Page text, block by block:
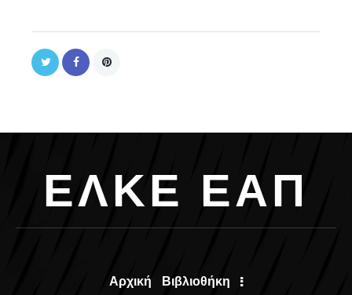
ΕΛΚΕ ΕΑΠ
Αρχική Βιβλιοθήκη